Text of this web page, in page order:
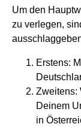
Um den
zu verlegen,
Erstens:
Zweitens:
Deinem
in